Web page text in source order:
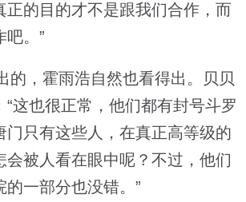
正的目的才不是跟我们合作，而
吧。”
，霍雨浩自然也看得出。贝贝
“这也很正常，他们都有封号斗罗
门只有这些人，在真正高等级的
会被人看在眼中呢？不过，他们
一部分也没错。”